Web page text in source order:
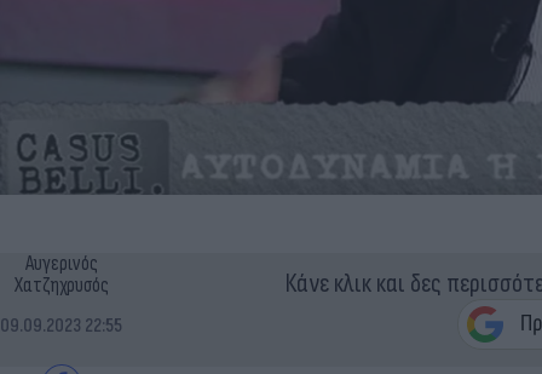
Αυγερινός
Χατζηχρυσός
09.09.2023 22:55
Κάνε κλικ και δες